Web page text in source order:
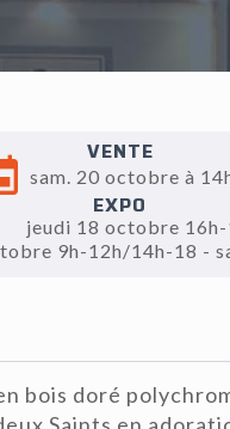
VENTE
sam. 20 octobre à
EXPO
jeudi 18 octobre 16h-
9h-12h/14h-18 -
bois doré